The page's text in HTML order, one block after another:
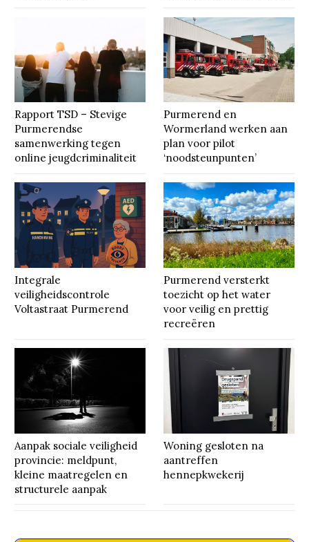
Rapport TSD – Stevige
Purmerendse
samenwerking tegen
online jeugdcriminaliteit
Purmerend en
Wormerland werken aan
plan voor pilot
‘noodsteunpunten’
Integrale
veiligheidscontrole
Voltastraat Purmerend
Purmerend versterkt
toezicht op het water
voor veilig en prettig
recreëren
Aanpak sociale veiligheid
provincie: meldpunt,
kleine maatregelen en
structurele aanpak
Woning gesloten na
aantreffen
hennepkwekerij